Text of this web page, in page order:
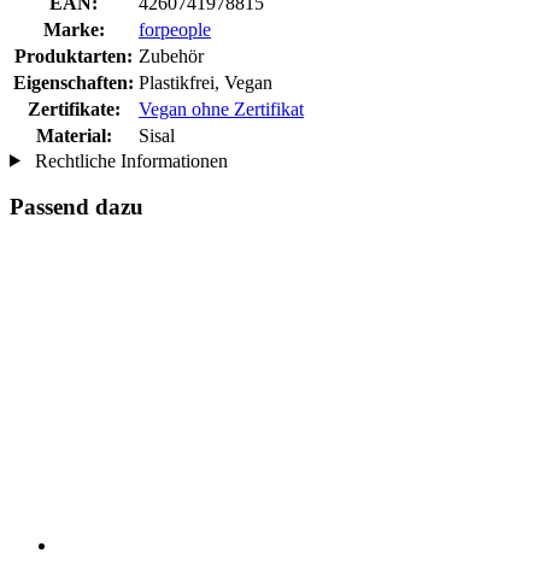
Marke:
forpeople
Produktarten: Zubehör
Eigenschaften: Plastikfrei, Vegan
Zertifikate:
Vegan ohne Zertifikat
Material:
Sisal
Rechtliche Informationen
Passend dazu